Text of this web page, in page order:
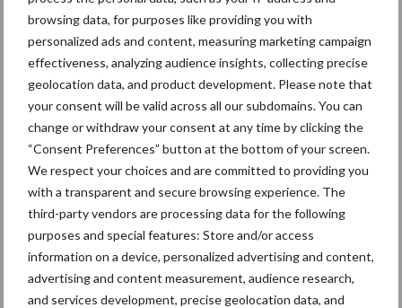
browsing data, for purposes like providing you with
personalized ads and content, measuring marketing campaign
effectiveness, analyzing audience insights, collecting precise
geolocation data, and product development. Please note that
your consent will be valid across all our subdomains. You can
change or withdraw your consent at any time by clicking the
“Consent Preferences” button at the bottom of your screen.
We respect your choices and are committed to providing you
with a transparent and secure browsing experience. The
third-party vendors are processing data for the following
purposes and special features: Store and/or access
information on a device, personalized advertising and content,
advertising and content measurement, audience research,
and services development, precise geolocation data, and
Primaire
Sidebar
Recent nieuws Partner nieuws
7 aug
Britse varkenssector vreest
afzetcrisis in het najaar
7 aug
Hittestress: wat gebeurt er en hoe
kunnen we het voorkomen?
5 aug
“Vraag naar praktische
hygieneoplossingen is in Polen
groter dan ooit”